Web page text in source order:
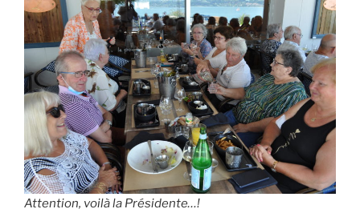
Attention, voilà la Présidente…!